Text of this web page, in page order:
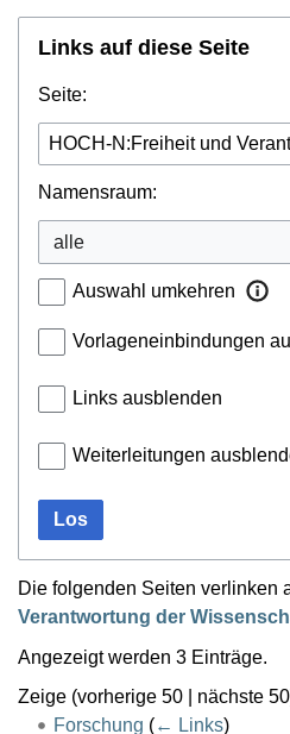
Wechseln zu:Navigation,Suche
Links auf diese Seite
Seite:
Namensraum:
Auswahl umkehren
Vorlageneinbindungen
Links ausblenden
Weiterleitungen
Los
Die folgenden Seiten verlinken
Verantwortung der
Angezeigt werden 3 Einträge.
Zeige (vorherige 50 nächste 50
Forschung (← Links)